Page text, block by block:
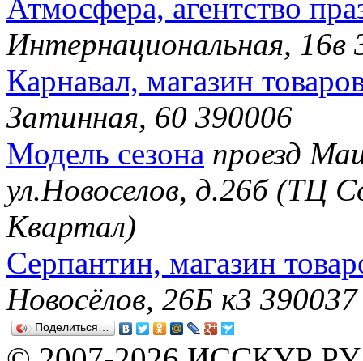
Атмосфера, агентство
Интернациональная, 16в
Карнавал, магазин
Затинная, 60 390006
Модель сезона проезд
ул.Новоселов, д.26б (ТЦ
Квартал)
Серпантин, магазин
Новосёлов, 26Б к3 390037
Поделиться…